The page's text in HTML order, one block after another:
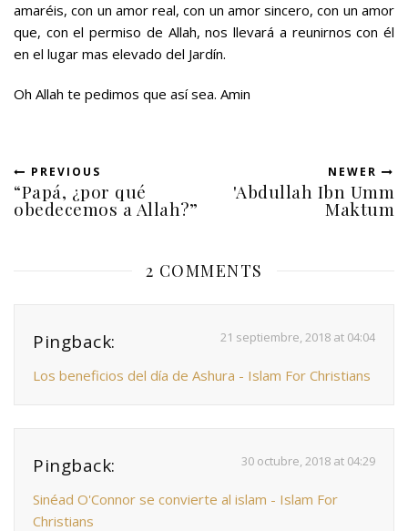
amaréis, con un amor real, con un amor sincero, con un amor
que, con el permiso de Allah, nos llevará a reunirnos con él
en el lugar mas elevado del Jardín.
Oh Allah te pedimos que así sea. Amin
PREVIOUS
“Papá, ¿por qué
obedecemos a Allah?”
NEWER
'Abdullah Ibn Umm
Maktum
2 COMMENTS
Pingback: 21 septiembre, 2018 at 04:04
Los beneficios del día de Ashura - Islam For Christians
Pingback: 30 octubre, 2018 at 04:29
Sinéad O'Connor se convierte al islam - Islam For
Christians